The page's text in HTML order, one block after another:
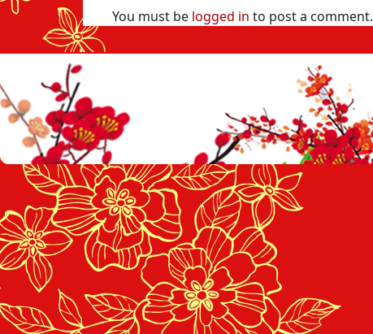
You must be logged in to post a comment.